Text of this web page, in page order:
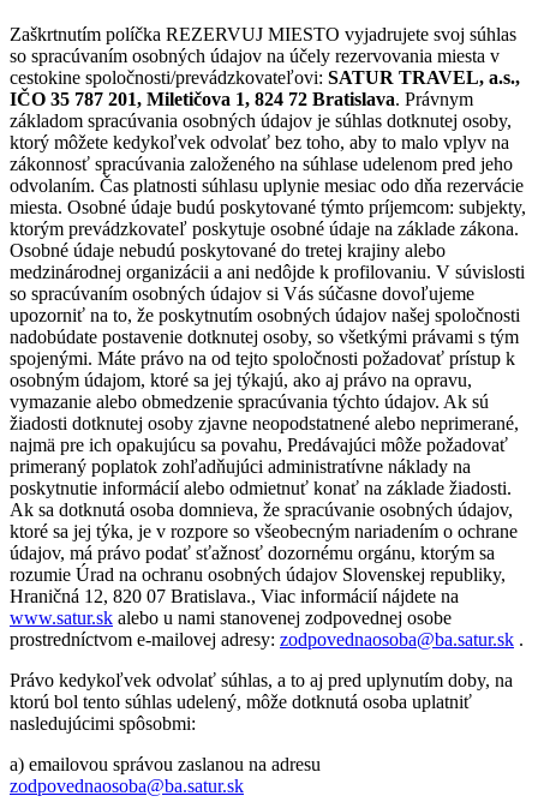
Zaškrtnutím políčka REZERVUJ MIESTO vyjadrujete svoj súhlas
so spracúvaním osobných údajov na účely rezervovania miesta v
cestokine spoločnosti/prevádzkovateľovi: SATUR TRAVEL, a.s.,
IČO 35 787 201, Miletičova 1, 824 72 Bratislava. Právnym
základom spracúvania osobných údajov je súhlas dotknutej osoby,
ktorý môžete kedykoľvek odvolať bez toho, aby to malo vplyv na
zákonnosť spracúvania založeného na súhlase udelenom pred jeho
odvolaním. Čas platnosti súhlasu uplynie mesiac odo dňa rezervácie
miesta. Osobné údaje budú poskytované týmto príjemcom: subjekty,
ktorým prevádzkovateľ poskytuje osobné údaje na základe zákona.
Osobné údaje nebudú poskytované do tretej krajiny alebo
medzinárodnej organizácii a ani nedôjde k profilovaniu. V súvislosti
so spracúvaním osobných údajov si Vás súčasne dovoľujeme
upozorniť na to, že poskytnutím osobných údajov našej spoločnosti
nadobúdate postavenie dotknutej osoby, so všetkými právami s tým
spojenými. Máte právo na od tejto spoločnosti požadovať prístup k
osobným údajom, ktoré sa jej týkajú, ako aj právo na opravu,
vymazanie alebo obmedzenie spracúvania týchto údajov. Ak sú
žiadosti dotknutej osoby zjavne neopodstatnené alebo neprimerané,
najmä pre ich opakujúcu sa povahu, Predávajúci môže požadovať
primeraný poplatok zohľadňujúci administratívne náklady na
poskytnutie informácií alebo odmietnuť konať na základe žiadosti.
Ak sa dotknutá osoba domnieva, že spracúvanie osobných údajov,
ktoré sa jej týka, je v rozpore so všeobecným nariadením o ochrane
údajov, má právo podať sťažnosť dozornému orgánu, ktorým sa
rozumie Úrad na ochranu osobných údajov Slovenskej republiky,
Hraničná 12, 820 07 Bratislava., Viac informácií nájdete na
www.satur.sk alebo u nami stanovenej zodpovednej osobe
prostredníctvom e-mailovej adresy: zodpovednaosoba@ba.satur.sk .
Právo kedykoľvek odvolať súhlas, a to aj pred uplynutím doby, na
ktorú bol tento súhlas udelený, môže dotknutá osoba uplatniť
nasledujúcimi spôsobmi:
a) emailovou správou zaslanou na adresu
zodpovednaosoba@ba.satur.sk